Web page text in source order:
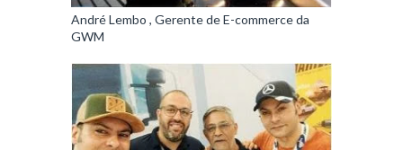
André Lembo , Gerente de E-commerce da
GWM